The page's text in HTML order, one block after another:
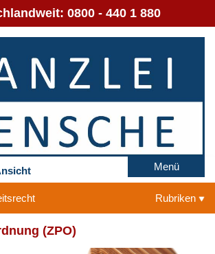
0800 - 440 1 880
Menü
Rubriken
(ZPO)